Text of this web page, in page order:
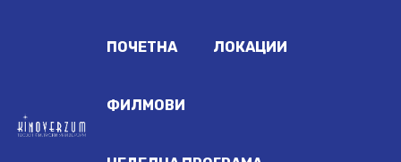
ПОЧЕТНА ЛОКАЦИИ
ФИЛМОВИ